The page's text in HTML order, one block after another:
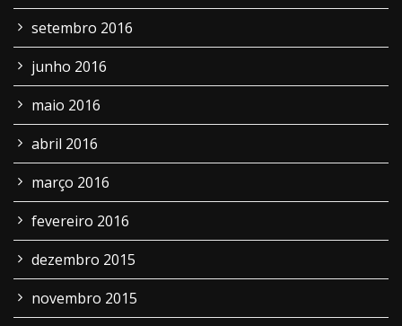
setembro 2016
junho 2016
maio 2016
abril 2016
março 2016
fevereiro 2016
dezembro 2015
novembro 2015